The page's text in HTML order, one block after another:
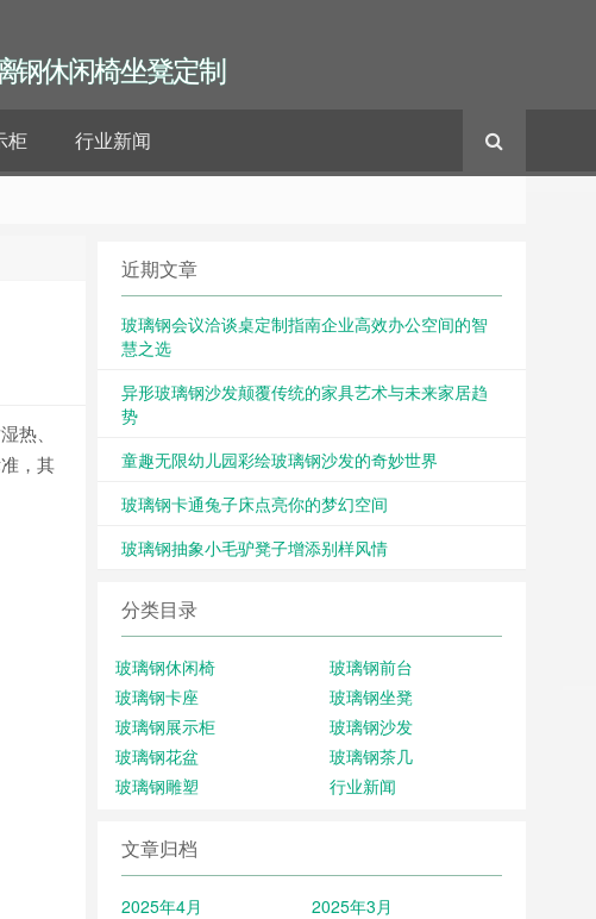
钢休闲椅坐凳定制
柜 行业新闻
热、
，其
近期文章
玻璃钢会议洽谈桌定制指南企业高效办公空间的智
慧之选
异形玻璃钢沙发颠覆传统的家具艺术与未来家居趋
势
童趣无限幼儿园彩绘玻璃钢沙发的奇妙世界
玻璃钢卡通兔子床点亮你的梦幻空间
玻璃钢抽象小毛驴凳子增添别样风情
分类目录
玻璃钢休闲椅
玻璃钢前台
玻璃钢卡座
玻璃钢坐凳
玻璃钢展示柜
玻璃钢沙发
玻璃钢花盆
玻璃钢茶几
玻璃钢雕塑
行业新闻
文章归档
2025年4月
2025年3月